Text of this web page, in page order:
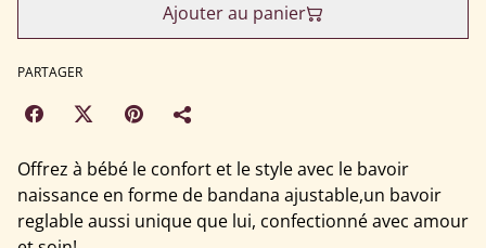
Ajouter au panier
PARTAGER
Offrez à bébé le confort et le style avec le bavoir
naissance en forme de bandana ajustable,un bavoir
reglable aussi unique que lui, confectionné avec amour